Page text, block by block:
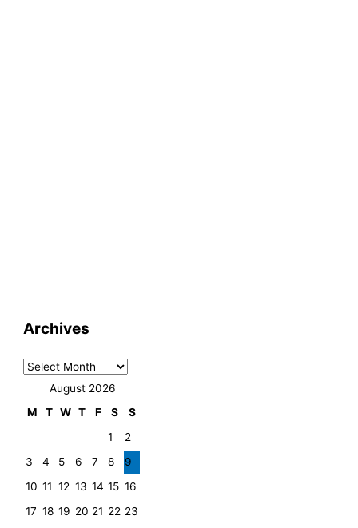
Archives
August 2026
M
T W T F S
S
1
2
3
4 5 6 7 8
9
10 11 12 13 14 15 16
17 18 19 20 21 22 23